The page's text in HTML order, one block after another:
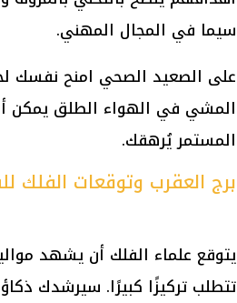
سيما في المجال المهني.
على الصعيد الصحي امنح نفسك
المشي في الهواء الطلق يمكن
المستمر يُرهقك.
برج العقرب وتوقعات الفلك
يتوقع علماء الفلك أن يشهد
تتطلب تركيزًا كبيرًا. سيرشدك